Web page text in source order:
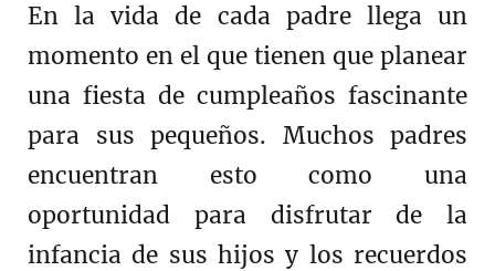
En la vida de cada padre llega un
momento en el que tienen que planear
una fiesta de cumpleaños fascinante
para sus pequeños. Muchos padres
encuentran esto como una
oportunidad para disfrutar de la
infancia de sus hijos y los recuerdos